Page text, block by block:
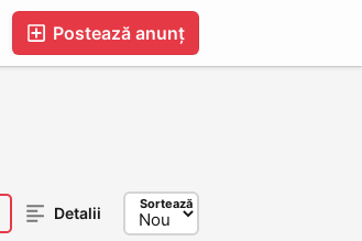
Postează anunț
Detalii Sortează